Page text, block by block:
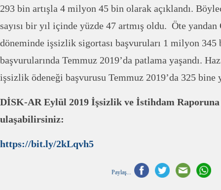
293 bin artışla 4 milyon 45 bin olarak açıklandı.
sayısı bir yıl içinde yüzde 47 artmış oldu. Öte
döneminde işsizlik sigortası başvuruları 1 milyon
başvurularında Temmuz 2019’da patlama yaşandı.
işsizlik ödeneği başvurusu Temmuz 2019’da 325 bine
DİSK-AR Eylül 2019 İşsizlik ve İstihdam Raporuna
ulaşabilirsiniz:
https://bit.ly/2kLqvh5
Paylaş...